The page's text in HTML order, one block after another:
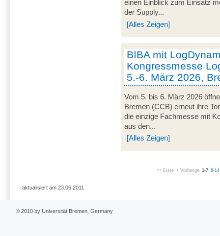
einen Einblick zum Einsatz
der Supply...
[Alles Zeigen]
BIBA mit
Kongressmesse
5.-6. März 2026,
Vom 5. bis 6. März 2026
Bremen (CCB) erneut ihre
die einzige Fachmesse mit
aus den...
[Alles Zeigen]
<< Erste < Vorherige 1-7 8-14
aktualisiert am 23.06.2011
© 2010 by Universität Bremen, Germany